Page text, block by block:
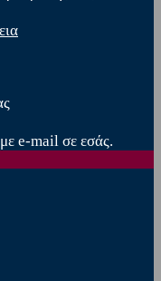
e-mail σε εσάς.